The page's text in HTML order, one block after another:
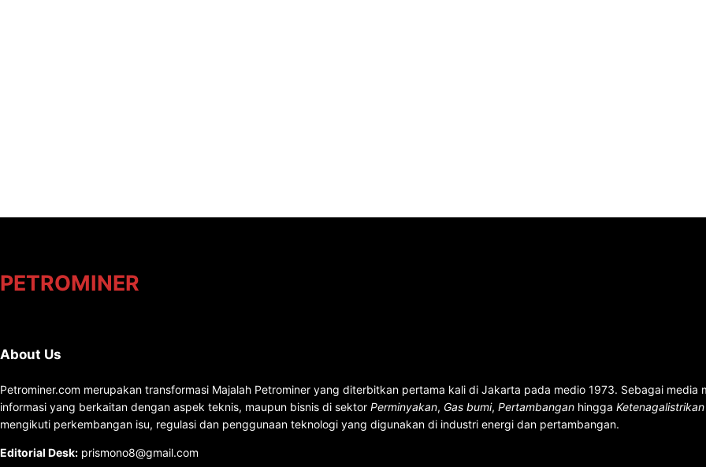
PETROMINER
About Us
Petrominer.com merupakan transformasi Majalah Petrominer yang diterbitkan pertama kali di Jakarta pada medio 1973. Sebagai media
informasi yang berkaitan dengan aspek teknis, maupun bisnis di sektor Perminyakan, Gas bumi, Pertambangan hingga
mengikuti perkembangan isu, regulasi dan penggunaan teknologi yang digunakan di industri energi dan pertambangan.
Editorial Desk: prismono8@gmail.com